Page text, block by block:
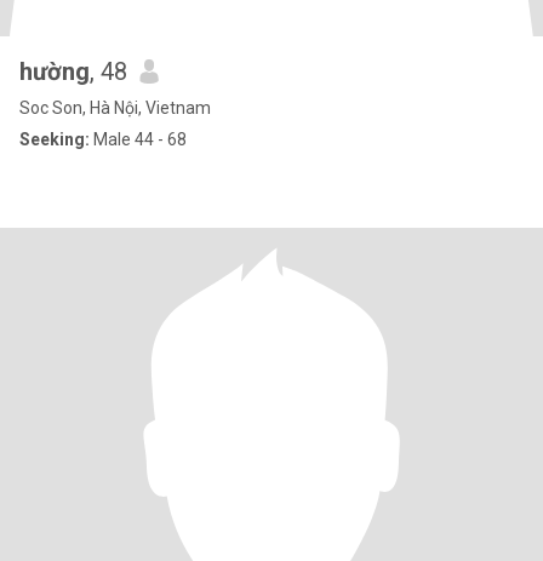
hường, 48
Soc Son, Hà Nội, Vietnam
Seeking: Male 44 - 68